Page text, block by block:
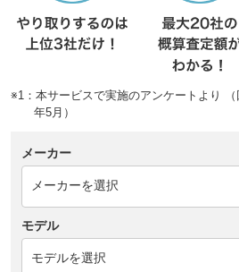
※1：本サービスで実施のアンケートより
年5月）
メーカー
モデル